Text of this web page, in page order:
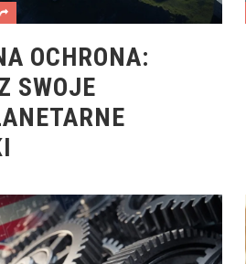
OCHRONA:
SWOJE